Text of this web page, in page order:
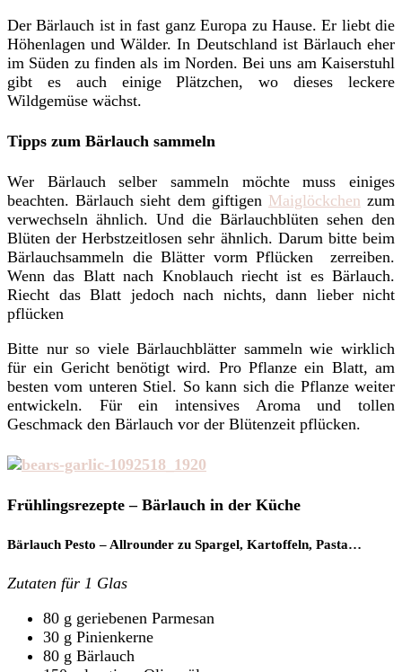
Der Bärlauch ist in fast ganz Europa zu Hause. Er liebt die
Höhenlagen und Wälder. In Deutschland ist Bärlauch eher
im Süden zu finden als im Norden. Bei uns am Kaiserstuhl
gibt es auch einige Plätzchen, wo dieses leckere
Wildgemüse wächst.
Tipps zum Bärlauch sammeln
Wer Bärlauch selber sammeln möchte muss einiges
beachten. Bärlauch sieht dem giftigen Maiglöckchen zum
verwechseln ähnlich. Und die Bärlauchblüten sehen den
Blüten der Herbstzeitlosen sehr ähnlich. Darum bitte beim
Bärlauchsammeln die Blätter vorm Pflücken zerreiben.
Wenn das Blatt nach Knoblauch riecht ist es Bärlauch.
Riecht das Blatt jedoch nach nichts, dann lieber nicht
pflücken
Bitte nur so viele Bärlauchblätter sammeln wie wirklich
für ein Gericht benötigt wird. Pro Pflanze ein Blatt, am
besten vom unteren Stiel. So kann sich die Pflanze weiter
entwickeln. Für ein intensives Aroma und tollen
Geschmack den Bärlauch vor der Blütenzeit pflücken.
Frühlingsrezepte – Bärlauch in der Küche
Bärlauch Pesto – Allrounder zu Spargel, Kartoffeln, Pasta…
Zutaten für 1 Glas
80 g geriebenen Parmesan
30 g Pinienkerne
80 g Bärlauch